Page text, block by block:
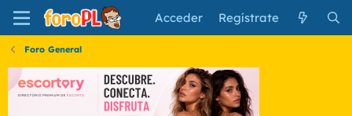
Acceder Regístrate
Foro General